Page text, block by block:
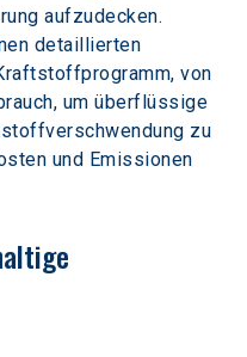
aufzudecken.
detaillierten
von
um überflüssige
zu
und Emissionen